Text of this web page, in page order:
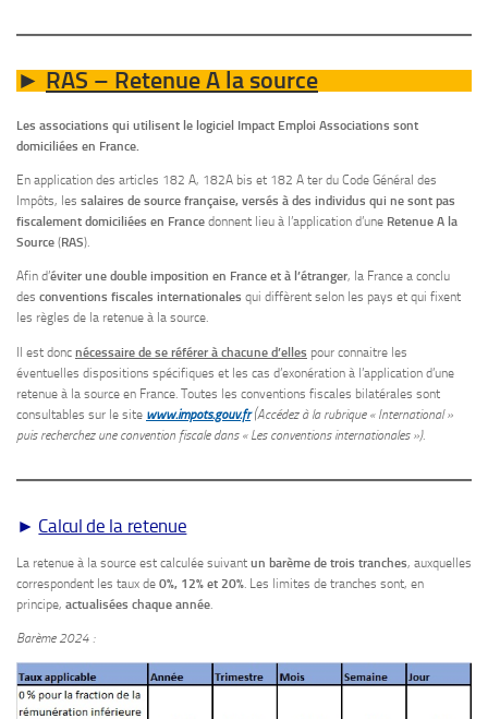
► RAS – Retenue A la source
Les associations qui utilisent le logiciel Impact Emploi Associations sont
domiciliées en France.
En application des articles 182 A, 182A bis et 182 A ter du Code Général des
Impôts, les salaires de source française, versés à des individus qui ne sont pas
fiscalement domiciliées en France donnent lieu à l’application d’une Retenue A la
Source (RAS).
Afin d’éviter une double imposition en France et à l’étranger, la France a conclu
des conventions fiscales internationales qui diffèrent selon les pays et qui fixent
les règles de la retenue à la source.
Il est donc nécessaire de se référer à chacune d’elles pour connaitre les
éventuelles dispositions spécifiques et les cas d’exonération à l’application d’une
retenue à la source en France. Toutes les conventions fiscales bilatérales sont
consultables sur le site www.impots.gouv.fr (Accédez à la rubrique « International »
puis recherchez une convention fiscale dans « Les conventions internationales »).
► Calcul de la retenue
La retenue à la source est calculée suivant un barème de trois tranches, auxquelles
correspondent les taux de 0%, 12% et 20% . Les limites de tranches sont, en
principe, actualisées chaque année
Barème 2024 :